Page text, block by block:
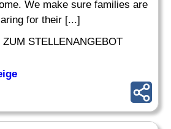
We make sure families are
for their [...]
STELLENANGEBOT